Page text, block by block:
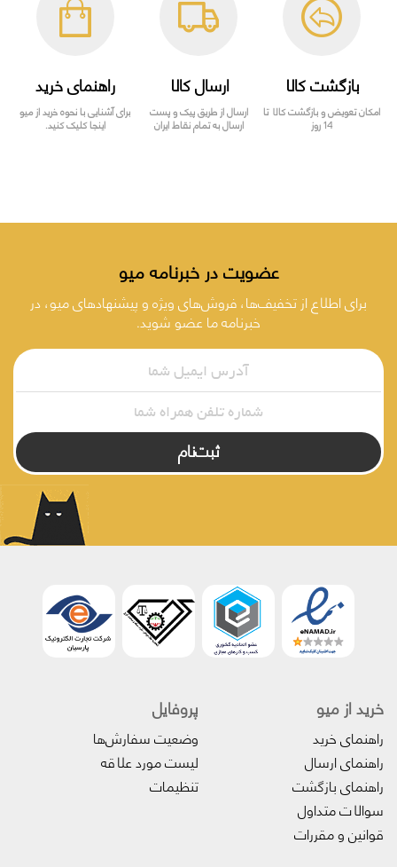
بازگشت کالا
امکان تعویض و بازگشت کالا تا
14 روز
ارسال کالا
ارسال از طریق پیک و پست
ارسال به تمام نقاط ایران
راهنمای خرید
برای آشنایی با نحوه خرید از میو
اینجا کلیک کنید.
عضویت در خبرنامه میو
برای اطلاع از تخفیف‌ها، فروش‌های ویژه و پیشنهادهای میو، در
خبرنامه ما عضو شوید.
ثبت‌نام
خرید از میو
راهنمای خرید
راهنمای ارسال
راهنمای بازگشت
سوالات متداول
قوانین و مقررات
پروفایل‌
وضعیت سفارش‌ها
لیست مورد علاقه
تنظیمات